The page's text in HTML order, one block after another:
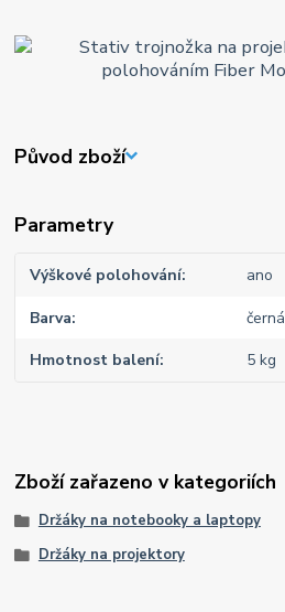
Původ zboží
Parametry
Výškové polohování ano
Barva černá
Hmotnost balení 5 kg
Zboží zařazeno v kategoriích
Držáky na notebooky a laptopy
Držáky na projektory